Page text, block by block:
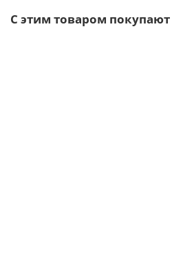
С этим товаром покупают